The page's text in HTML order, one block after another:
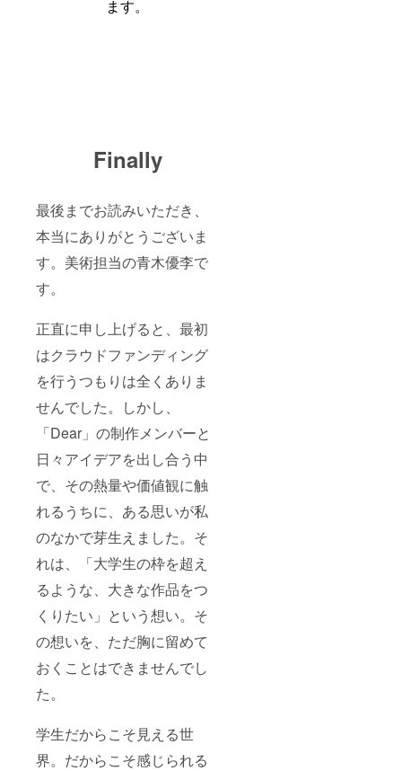
ます。
Finally
最後までお読みいただき、
本当にありがとうございま
す。美術担当の青木優李で
す。
正直に申し上げると、最初
はクラウドファンディング
を行うつもりは全くありま
せんでした。しかし、
「Dear」の制作メンバーと
日々アイデアを出し合う中
で、その熱量や価値観に触
れるうちに、ある思いが私
のなかで芽生えました。そ
れは、「大学生の枠を超え
るような、大きな作品をつ
くりたい」という想い。そ
の想いを、ただ胸に留めて
おくことはできませんでし
た。
学生だからこそ見える世
界。だからこそ感じられる